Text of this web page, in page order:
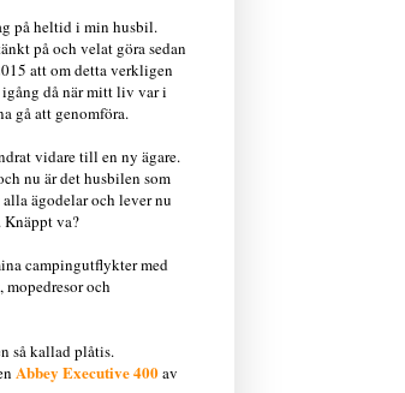
på heltid i min husbil.
på och velat göra sedan
att om detta verkligen
då när mitt liv var i
gå att genomföra.
vidare till en ny ägare.
nu är det husbilen som
ägodelar och lever nu
va?
campingutflykter med
och
så kallad plåtis.
Abbey Executive 400av